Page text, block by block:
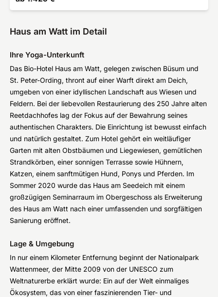
Haus am Watt im Detail
Ihre Yoga-Unterkunft
Das Bio-Hotel Haus am Watt, gelegen zwischen Büsum und
St. Peter-Ording, thront auf einer Warft direkt am Deich,
umgeben von einer idyllischen Landschaft aus Wiesen und
Feldern. Bei der liebevollen Restaurierung des 250 Jahre alten
Reetdachhofes lag der Fokus auf der Bewahrung seines
authentischen Charakters. Die Einrichtung ist bewusst einfach
und natürlich gestaltet. Zum Hotel gehört ein weitläufiger
Garten mit alten Obstbäumen und Liegewiesen, gemütlichen
Strandkörben, einer sonnigen Terrasse sowie Hühnern,
Katzen, einem sanftmütigen Hund, Ponys und Pferden. Im
Sommer 2020 wurde das Haus am Seedeich mit einem
großzügigen Seminarraum im Obergeschoss als Erweiterung
des Haus am Watt nach einer umfassenden und sorgfältigen
Sanierung eröffnet.
Lage & Umgebung
In nur einem Kilometer Entfernung beginnt der Nationalpark
Wattenmeer, der Mitte 2009 von der UNESCO zum
Weltnaturerbe erklärt wurde: Ein auf der Welt einmaliges
Ökosystem, das von einer faszinierenden Tier- und